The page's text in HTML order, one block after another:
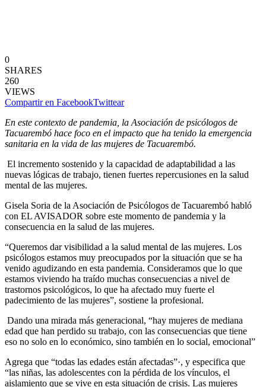
0
SHARES
260
VIEWS
Compartir en FacebookTwittear
En este contexto de pandemia, la Asociación de psicólogos de
Tacuarembó hace foco en el impacto que ha tenido la emergencia
sanitaria en la vida de las mujeres de Tacuarembó.
El incremento sostenido y la capacidad de adaptabilidad a las
nuevas lógicas de trabajo, tienen fuertes repercusiones en la salud
mental de las mujeres.
Gisela Soria de la Asociación de Psicólogos de Tacuarembó habló
con EL AVISADOR sobre este momento de pandemia y la
consecuencia en la salud de las mujeres.
“Queremos dar visibilidad a la salud mental de las mujeres. Los
psicólogos estamos muy preocupados por la situación que se ha
venido agudizando en esta pandemia. Consideramos que lo que
estamos viviendo ha traído muchas consecuencias a nivel de
trastornos psicológicos, lo que ha afectado muy fuerte el
padecimiento de las mujeres”, sostiene la profesional.
Dando una mirada más generacional, “hay mujeres de mediana
edad que han perdido su trabajo, con las consecuencias que tiene
eso no solo en lo económico, sino también en lo social, emocional”
Agrega que “todas las edades están afectadas”·, y especifica que
“las niñas, las adolescentes con la pérdida de los vínculos, el
aislamiento que se vive en esta situación de crisis. Las mujeres